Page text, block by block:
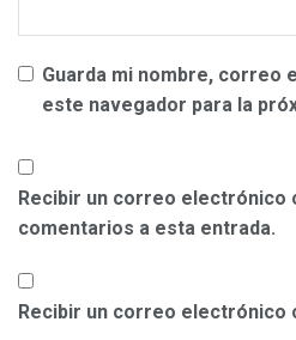
Guarda mi nombre, correo
este navegador para la
Recibir un correo electrónico
comentarios a esta entrada.
Recibir un correo electrónico